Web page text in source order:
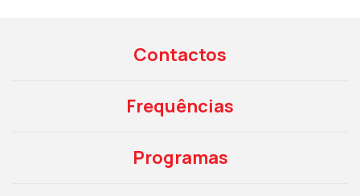
Contactos
Frequências
Programas